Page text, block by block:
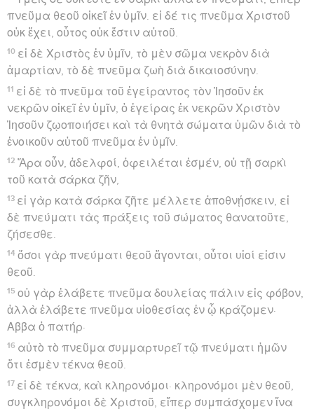
πνεῦμα θεοῦ οἰκεῖ ἐν ὑμῖν. εἰ δέ τις πνεῦμα Χριστοῦ
οὐκ ἔχει, οὗτος οὐκ ἔστιν αὐτοῦ.
10 εἰ δὲ Χριστὸς ἐν ὑμῖν, τὸ μὲν σῶμα νεκρὸν διὰ
ἁμαρτίαν, τὸ δὲ πνεῦμα ζωὴ διὰ δικαιοσύνην.
11 εἰ δὲ τὸ πνεῦμα τοῦ ἐγείραντος τὸν Ἰησοῦν ἐκ
νεκρῶν οἰκεῖ ἐν ὑμῖν, ὁ ἐγείρας ἐκ νεκρῶν Χριστὸν
Ἰησοῦν ζῳοποιήσει καὶ τὰ θνητὰ σώματα ὑμῶν διὰ τὸ
ἐνοικοῦν αὐτοῦ πνεῦμα ἐν ὑμῖν.
12 Ἄρα οὖν, ἀδελφοί, ὀφειλέται ἐσμέν, οὐ τῇ σαρκὶ
τοῦ κατὰ σάρκα ζῆν,
13 εἰ γὰρ κατὰ σάρκα ζῆτε μέλλετε ἀποθνῄσκειν, εἰ
δὲ πνεύματι τὰς πράξεις τοῦ σώματος θανατοῦτε,
ζήσεσθε.
14 ὅσοι γὰρ πνεύματι θεοῦ ἄγονται, οὗτοι υἱοί εἰσιν
θεοῦ.
15 οὐ γὰρ ἐλάβετε πνεῦμα δουλείας πάλιν εἰς φόβον,
ἀλλὰ ἐλάβετε πνεῦμα υἱοθεσίας ἐν ᾧ κράζομεν·
Αββα ὁ πατήρ·
16 αὐτὸ τὸ πνεῦμα συμμαρτυρεῖ τῷ πνεύματι ἡμῶν
ὅτι ἐσμὲν τέκνα θεοῦ.
17 εἰ δὲ τέκνα, καὶ κληρονόμοι· κληρονόμοι μὲν θεοῦ,
συγκληρονόμοι δὲ Χριστοῦ, εἴπερ συμπάσχομεν ἵνα